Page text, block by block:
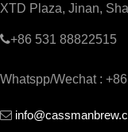
XTD Plaza, Jinan,
+86 531 88822515
Whatspp/Wechat :
